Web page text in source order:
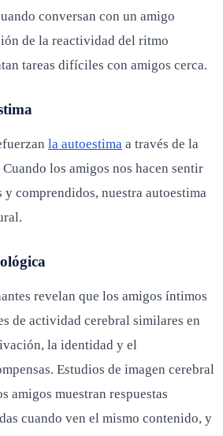
conversan con un amigo
de la reactividad del ritmo
tareas difíciles con amigos cerca.
la autoestima a través de la
los amigos nos hacen sentir
y comprendidos, nuestra autoestima
revelan que los amigos íntimos
de actividad cerebral similares en
la identidad y el
Estudios de imagen cerebral
amigos muestran respuestas
cuando ven el mismo contenido, y